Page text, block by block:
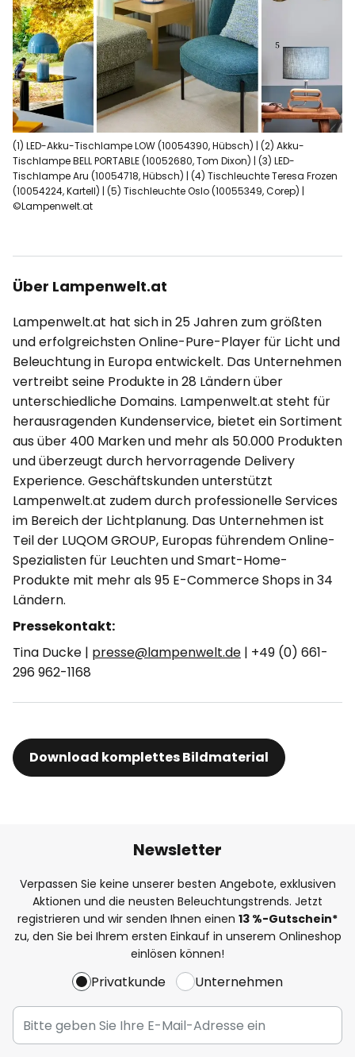
(1) LED-Akku-Tischlampe LOW (10054390, Hübsch) | (2) Akku-
Tischlampe BELL PORTABLE (10052680, Tom Dixon) | (3) LED-
Tischlampe Aru (10054718, Hübsch) | (4) Tischleuchte Teresa Frozen
(10054224, Kartell) | (5) Tischleuchte Oslo (10055349, Corep) |
©Lampenwelt.at
Über Lampenwelt.at
Lampenwelt.at hat sich in 25 Jahren zum größten
und erfolgreichsten Online-Pure-Player für Licht und
Beleuchtung in Europa entwickelt. Das Unternehmen
vertreibt seine Produkte in 28 Ländern über
unterschiedliche Domains. Lampenwelt.at steht für
herausragenden Kundenservice, bietet ein Sortiment
aus über 400 Marken und mehr als 50.000 Produkten
und überzeugt durch hervorragende Delivery
Experience. Geschäftskunden unterstützt
Lampenwelt.at zudem durch professionelle Services
im Bereich der Lichtplanung. Das Unternehmen ist
Teil der LUQOM GROUP, Europas führendem Online-
Spezialisten für Leuchten und Smart-Home-
Produkte mit mehr als 95 E-Commerce Shops in 34
Ländern.
Pressekontakt:
Tina Ducke | presse@lampenwelt.de | +49 (0) 661-
296 962-1168
Download komplettes Bildmaterial
Newsletter
Verpassen Sie keine unserer besten Angebote, exklusiven
Aktionen und die neusten Beleuchtungstrends. Jetzt
registrieren und wir senden Ihnen einen 13 %-Gutschein*
zu, den Sie bei Ihrem ersten Einkauf in unserem Onlineshop
einlösen können!
Privatkunde Unternehmen